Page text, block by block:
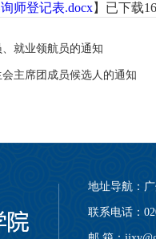
师登记表.docx】已下载
就业领航员的通知
主席团成员候选人的通知
地址导航：
联系电话：